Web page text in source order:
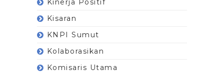
Kisaran
KNPI Sumut
Kolaborasikan
Komisaris Utama